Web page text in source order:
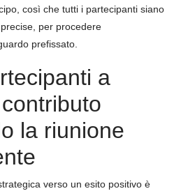
così che tutti i partecipanti siano
per procedere
prefissato.
a
la riunione
verso un esito positivo è